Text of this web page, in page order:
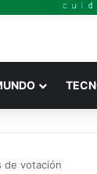
de votación